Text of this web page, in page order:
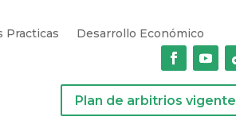
Practicas
Desarrollo Económico
Plan de arbitrios vigente